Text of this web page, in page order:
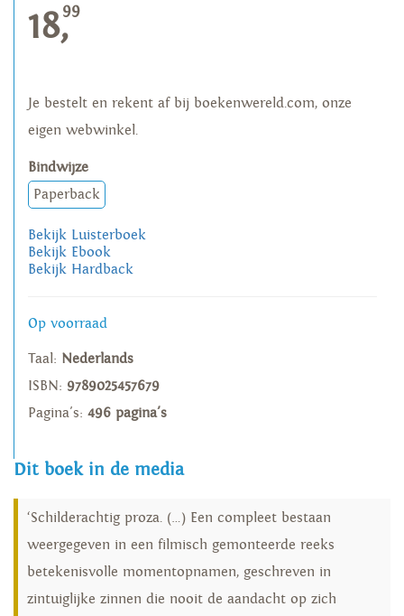
18,99
Je bestelt en rekent af bij boekenwereld.com, onze
eigen webwinkel.
Bindwijze
Paperback
Bekijk Luisterboek
Bekijk Ebook
Bekijk Hardback
Op voorraad
Taal: Nederlands
ISBN: 9789025457679
Pagina's: 496 pagina's
Dit boek in de media
‘Schilderachtig proza. (…) Een compleet bestaan
weergegeven in een filmisch gemonteerde reeks
betekenisvolle momentopnamen, geschreven in
zintuiglijke zinnen die nooit de aandacht op zich